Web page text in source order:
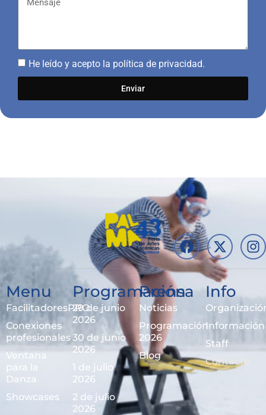
He leído y acepto la política de privacidad.
Enviar
Menu
FacilitadoresPRO
Conexiones
profesionales
Ventana
para la
Danza
Showcases
Programación
29 de junio
2026
30 de junio
2026
1 de julio
2026
2 de julio
2026
Prensa
Noticias
Programación
2026
Blog
Info
Información
Staff
Contacto